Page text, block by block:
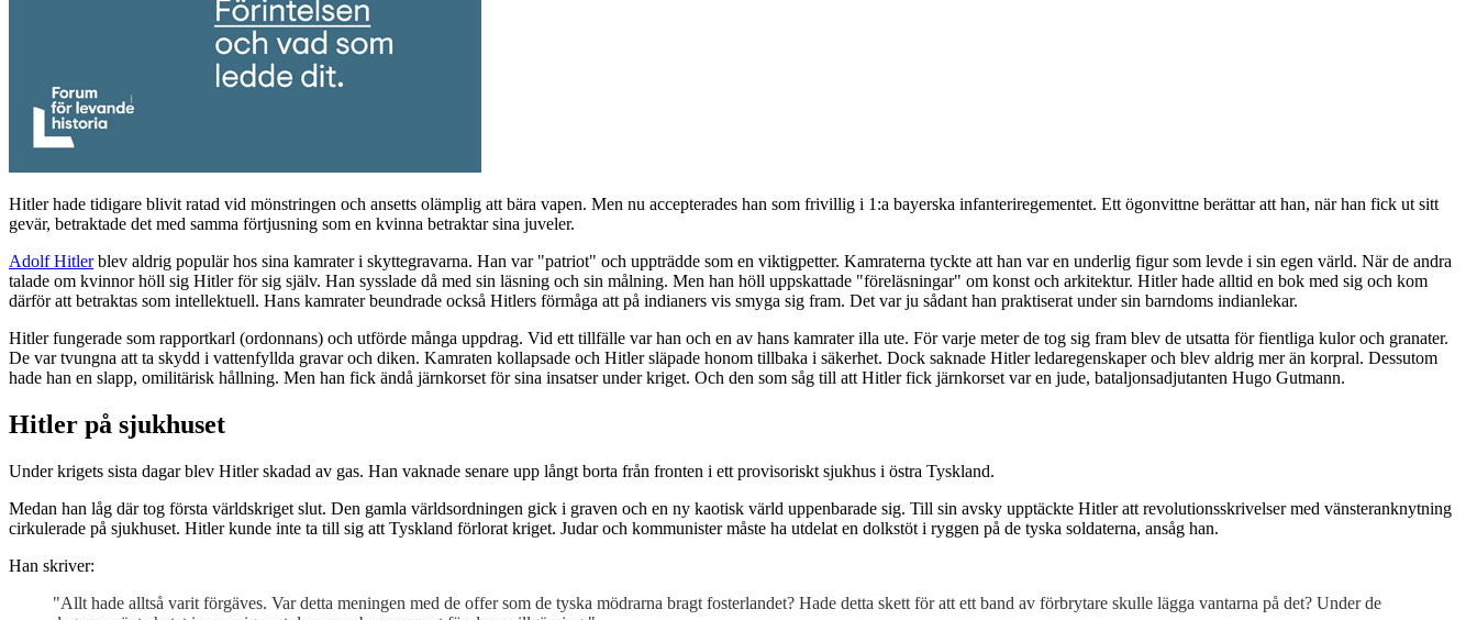
Hitler hade tidigare blivit ratad vid mönstringen och ansetts olämplig att bära vapen. Men nu accepterades han som frivillig i 1:a bayerska infanteriregementet. Ett ögonvittne berättar att han, när han fick ut sitt
gevär, betraktade det med samma förtjusning som en kvinna betraktar sina juveler.
Adolf Hitlerblev aldrig populär hos sina kamrater i skyttegravarna. Han var "patriot" och uppträdde som en viktigpetter. Kamraterna tyckte att han var en underlig figur som levde i sin egen värld. När de andra
talade om kvinnor höll sig Hitler för sig själv. Han sysslade då med sin läsning och sin målning. Men han höll uppskattade "föreläsningar" om konst och arkitektur. Hitler hade alltid en bok med sig och kom
därför att betraktas som intellektuell. Hans kamrater beundrade också Hitlers förmåga att på indianers vis smyga sig fram. Det var ju sådant han praktiserat under sin barndoms indianlekar.
Hitler fungerade som rapportkarl (ordonnans) och utförde många uppdrag. Vid ett tillfälle var han och en av hans kamrater illa ute. För varje meter de tog sig fram blev de utsatta för fientliga kulor och granater.
De var tvungna att ta skydd i vattenfyllda gravar och diken. Kamraten kollapsade och Hitler släpade honom tillbaka i säkerhet. Dock saknade Hitler ledaregenskaper och blev aldrig mer än korpral. Dessutom
hade han en slapp, omilitärisk hållning. Men han fick ändå järnkorset för sina insatser under kriget. Och den som såg till att Hitler fick järnkorset var en jude, bataljonsadjutanten Hugo Gutmann.
Hitler på sjukhuset
Under krigets sista dagar blev Hitler skadad av gas. Han vaknade senare upp långt borta från fronten i ett provisoriskt sjukhus i östra Tyskland.
Medan han låg där tog första världskriget slut. Den gamla världsordningen gick i graven och en ny kaotisk värld uppenbarade sig. Till sin avsky upptäckte Hitler att revolutionsskrivelser med vänsteranknytning
cirkulerade på sjukhuset. Hitler kunde inte ta till sig att Tyskland förlorat kriget. Judar och kommunister måste ha utdelat en dolkstöt i ryggen på de tyska soldaterna, ansåg han.
Han skriver:
"Allt hade alltså varit förgäves. Var detta meningen med de offer som de tyska mödrarna bragt fosterlandet? Hade detta skett för att ett band av förbrytare skulle lägga vantarna på det? Under de